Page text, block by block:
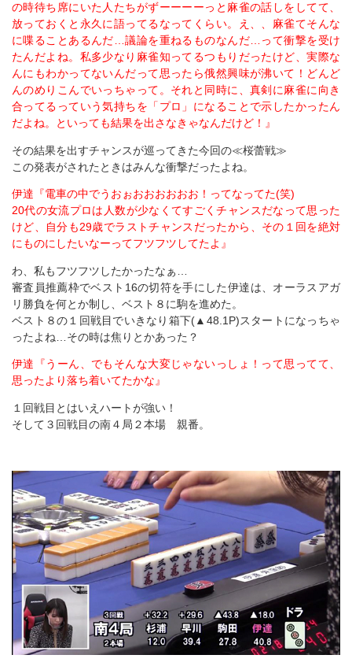
の時待ち席にいた人たちがずーーーーっと麻雀の話しをしてて、
放っておくと永久に語ってるなってくらい。え、、麻雀てそんな
に喋ることあるんだ…議論を重ねるものなんだ…って衝撃を受け
たんだよね。私多少なり麻雀知ってるつもりだったけど、実際な
んにもわかってないんだって思ったら俄然興味が沸いて！どんど
んのめりこんでいっちゃって。それと同時に、真剣に麻雀に向き
合ってるっていう気持ちを「プロ」になることで示したかったん
だよね。といっても結果を出さなきゃなんだけど！』
その結果を出すチャンスが巡ってきた今回の≪桜蕾戦≫
この発表がされたときはみんな衝撃だったよね。
伊達『電車の中でうおぉおおおおおお！ってなってた(笑)
20代の女流プロは人数が少なくてすごくチャンスだなって思った
けど、自分も29歳でラストチャンスだったから、その１回を絶対
にものにしたいなーってフツフツしてたよ』
わ、私もフツフツしたかったなぁ…
審査員推薦枠でベスト16の切符を手にした伊達は、オーラスアガ
リ勝負を何とか制し、ベスト８に駒を進めた。
ベスト８の１回戦目でいきなり箱下(▲48.1P)スタートになっちゃ
ったよね…その時は焦りとかあった？
伊達『うーん、でもそんな大変じゃないっしょ！って思ってて、
思ったより落ち着いてたかな』
１回戦目とはいえハートが強い！
そして３回戦目の南４局２本場 親番。